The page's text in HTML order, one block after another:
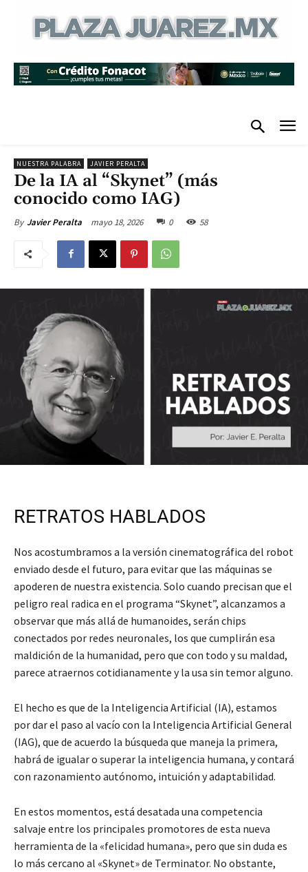
NUESTRA PALABRA JAVIER PERALTA
De la IA al “Skynet” (más
conocido como IAG)
By Javier Peralta mayo 18, 2026 0 58
RETRATOS HABLADOS
Nos acostumbramos a la versión cinematográfica del robot
enviado desde el futuro, para evitar que las máquinas se
apoderen de nuestra existencia. Solo cuando precisan que el
peligro real radica en el programa “Skynet”, alcanzamos a
observar que más allá de humanoides, serán chips
conectados por redes neuronales, los que cumplirán esa
maldición de la humanidad, pero que con todo y su maldad,
parece atraernos cotidianamente y la usa sin temor alguno.
El hecho es que de la Inteligencia Artificial (IA), estamos
por dar el paso al vacío con la Inteligencia Artificial General
(IAG), que de acuerdo la búsqueda que maneja la primera,
habrá de igualar o superar la inteligencia humana, y contará
con razonamiento autónomo, intuición y adaptabilidad.
En estos momentos, está desatada una competencia
salvaje entre los principales promotores de esta nueva
herramienta de la «felicidad humana», pero que sin duda es
lo más cercano al «Skynet» de Terminator. No obstante,